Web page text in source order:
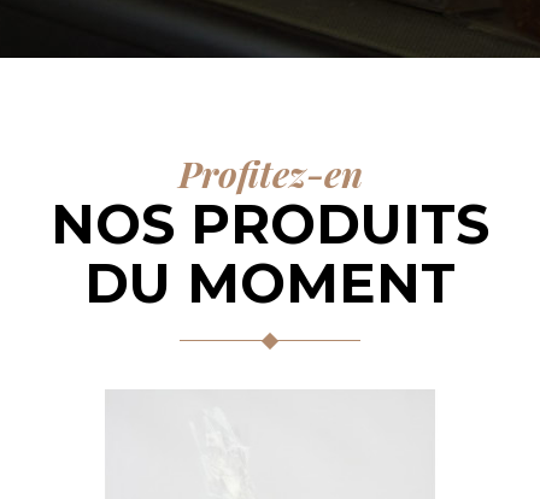
Profitez-en
NOS PRODUITS
DU MOMENT